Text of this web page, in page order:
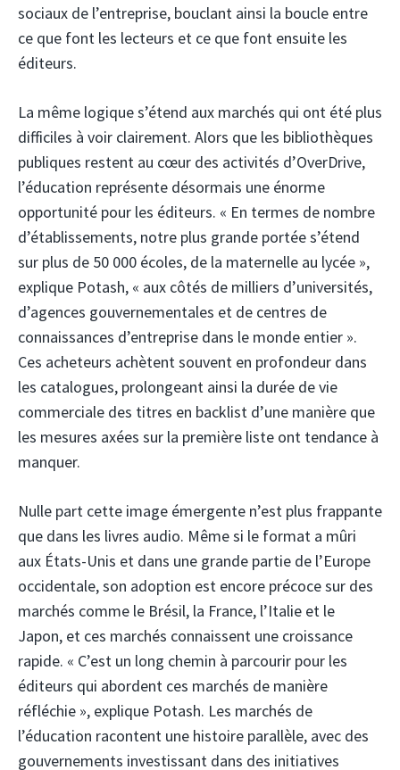
sociaux de l’entreprise, bouclant ainsi la boucle entre
ce que font les lecteurs et ce que font ensuite les
éditeurs.
La même logique s’étend aux marchés qui ont été plus
difficiles à voir clairement. Alors que les bibliothèques
publiques restent au cœur des activités d’OverDrive,
l’éducation représente désormais une énorme
opportunité pour les éditeurs. « En termes de nombre
d’établissements, notre plus grande portée s’étend
sur plus de 50 000 écoles, de la maternelle au lycée »,
explique Potash, « aux côtés de milliers d’universités,
d’agences gouvernementales et de centres de
connaissances d’entreprise dans le monde entier ».
Ces acheteurs achètent souvent en profondeur dans
les catalogues, prolongeant ainsi la durée de vie
commerciale des titres en backlist d’une manière que
les mesures axées sur la première liste ont tendance à
manquer.
Nulle part cette image émergente n’est plus frappante
que dans les livres audio. Même si le format a mûri
aux États-Unis et dans une grande partie de l’Europe
occidentale, son adoption est encore précoce sur des
marchés comme le Brésil, la France, l’Italie et le
Japon, et ces marchés connaissent une croissance
rapide. « C’est un long chemin à parcourir pour les
éditeurs qui abordent ces marchés de manière
réfléchie », explique Potash. Les marchés de
l’éducation racontent une histoire parallèle, avec des
gouvernements investissant dans des initiatives